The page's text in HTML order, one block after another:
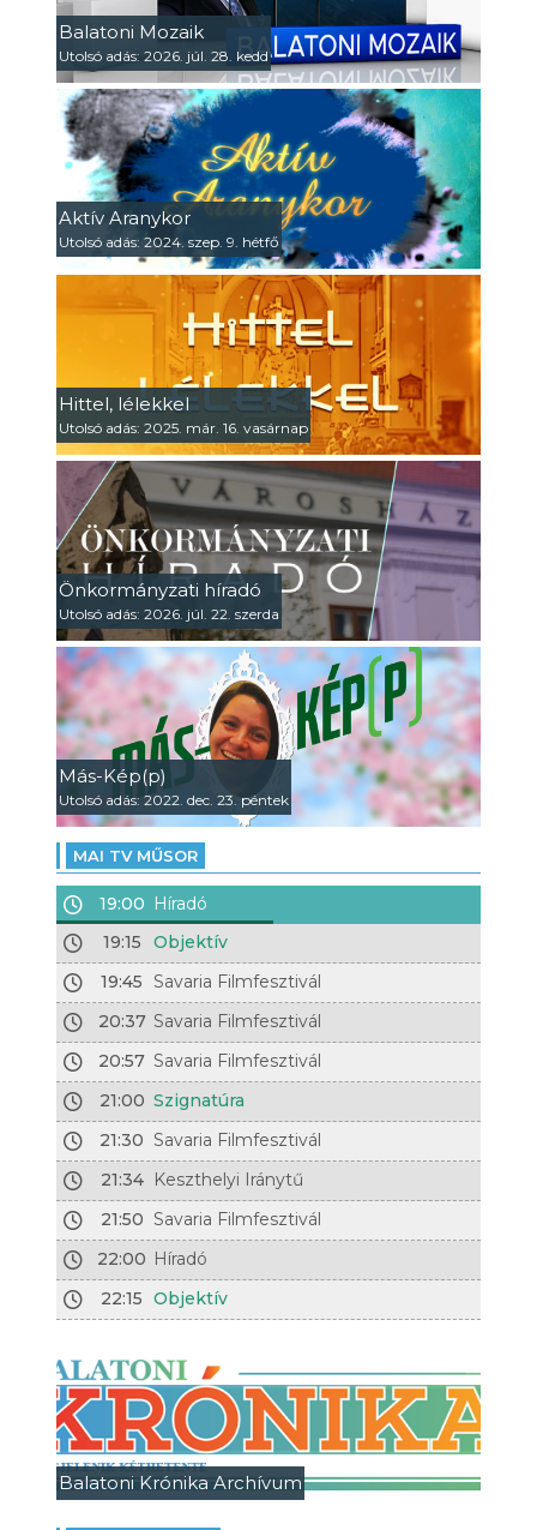
Balatoni Mozaik
Utolsó adás: 2026. júl. 28. kedd
Aktív Aranykor
Utolsó adás: 2024. szep. 9. hétfő
Hittel, lélekkel
Utolsó adás: 2025. már. 16. vasárnap
Önkormányzati híradó
Utolsó adás: 2026. júl. 22. szerda
Más-Kép(p)
Utolsó adás: 2022. dec. 23. péntek
MAI TV MŰSOR
19:00 Híradó
19:15
Objektív
19:45 Savaria Filmfesztivál
20:37 Savaria Filmfesztivál
20:57 Savaria Filmfesztivál
21:00 Szignatúra
21:30 Savaria Filmfesztivál
21:34 Keszthelyi Iránytű
21:50 Savaria Filmfesztivál
22:00 Híradó
22:15 Objektív
Balatoni Krónika Archívum